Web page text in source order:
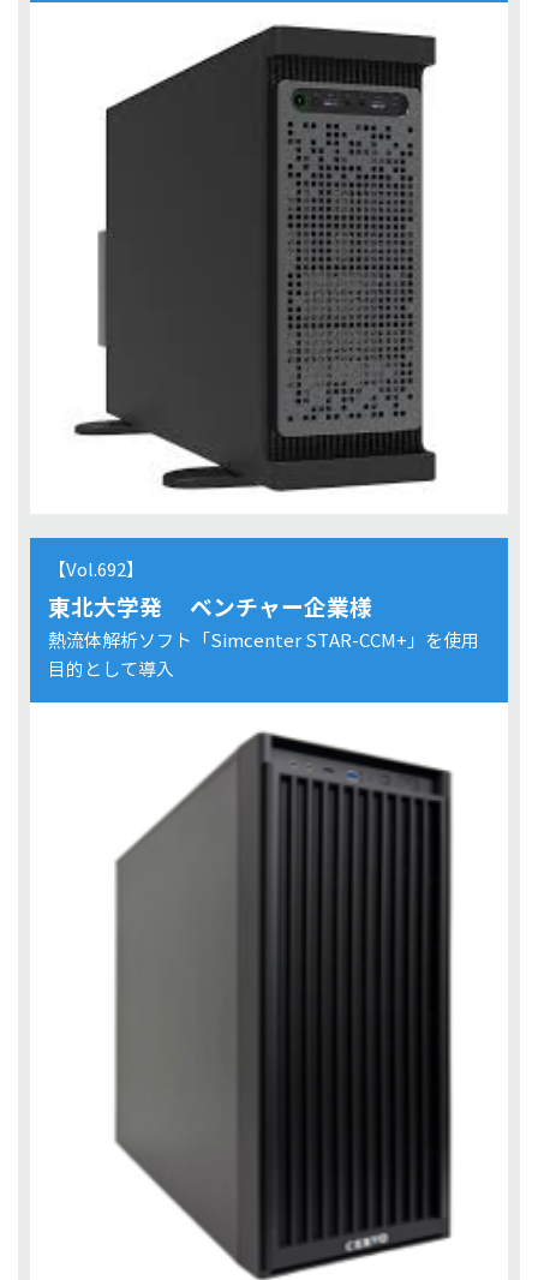
【Vol.692】
東北大学発 ベンチャー企業様
熱流体解析ソフト「Simcenter STAR-CCM+」を使用
目的として導入